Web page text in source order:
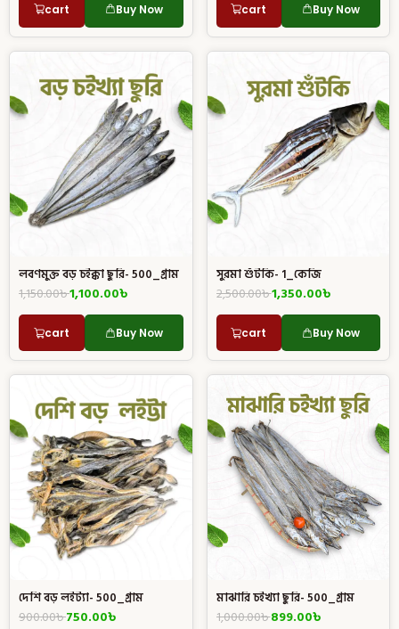
cart Buy Now cart Buy Now
লবণমুক্ত বড় চইক্কা ছুরি- 500_গ্রাম
1,150.00৳1,100.00৳
cart Buy Now
সুরমা শুঁটকি- 1_কেজি
2,500.00৳1,350.00৳
cart Buy Now
দেশি বড় লইট্যা- 500_গ্রাম
900.00৳750.00৳
মাঝারি চইখ্যা ছুরি- 500_গ্রাম
1,000.00৳899.00৳